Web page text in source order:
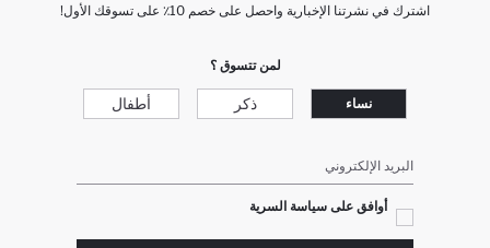
اشترك في نشرتنا الإخبارية واحصل على خصم 10٪ على تسوقك الأول!
لمن تتسوق ؟
نساء ذكر أطفال
البريد الإلكتروني
أوافق على سياسة السرية